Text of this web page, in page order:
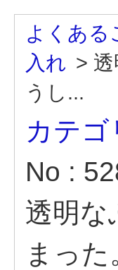
よくある
入れ >
うし...
カテゴ
No :
透明な
まっ